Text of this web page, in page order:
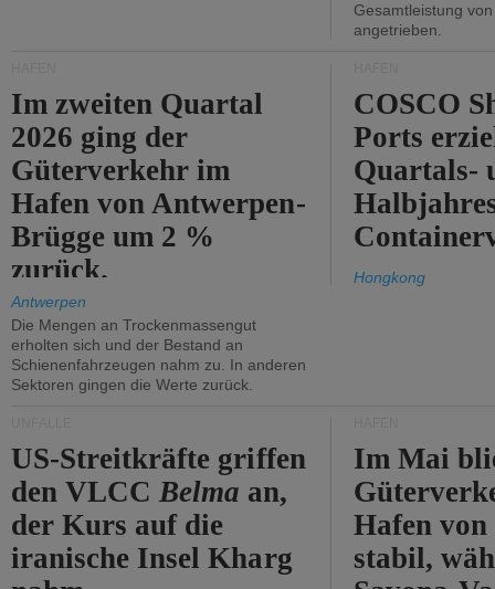
Gesamtleistung
angetrieben.
Im zweiten Quartal
2026 ging der
Güterverkehr im
Hafen von Antwerpen-
Brügge um 2 %
zurück.
Antwerpen
Die Mengen an Trockenmassengut
erholten sich und der Bestand an
Schienenfahrzeugen nahm zu. In anderen
Sektoren gingen die Werte zurück.
COSCO
Ports
Quartals-
Hongkong
US-Streitkräfte griffen
den VLCCBelma an,
der Kurs auf die
iranische Insel Kharg
Im Mai
Hafen von
stabil,